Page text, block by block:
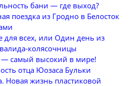
бани — где выход?
поездка из Гродно в Белосток
для всех, или Один день из
колясочницы
— самый высокий в мире!
отца Юозаса Бульки
Новая жизнь пластиковой